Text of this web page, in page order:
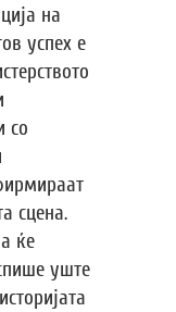
на
успех е
со
сцена.
ќе
уште